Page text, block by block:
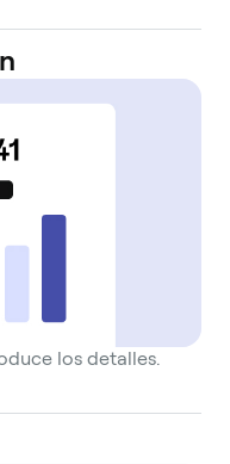
los detalles.